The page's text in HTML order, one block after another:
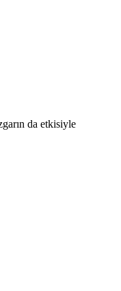
da etkisiyle